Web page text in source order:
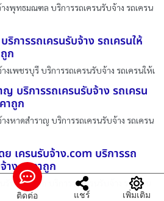
งพุทธมณฑล บริการรถเครนรับจ้าง รถเครน
ริการรถเครนรับจ้าง รถเครนให้
ก
งเพชรบุรี บริการรถเครนรับจ้าง รถเครนให้เ
บริการรถเครนรับจ้าง รถเครน
าถูก
งหาดสำราญ บริการรถเครนรับจ้าง รถเครน
ย เครนรับจ้าง.com บริการรถ
าง ราคาถูก
รับจ้าง.com บริการรถเครนรับจ้าง รถเครน
ติดต่อ แชร์ เพิ่มเติม